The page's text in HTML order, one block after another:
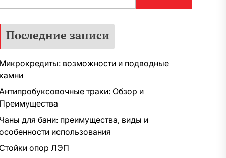
Последние записи
Микрокредиты: возможности и подводные
камни
траки: Обзор и
Преимущества
Чаны для бани: преимущества, виды и
использования
Стойки опор ЛЭП